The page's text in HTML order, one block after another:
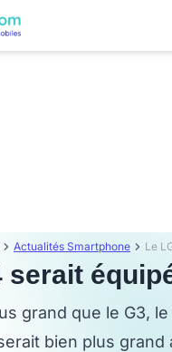
Actualités Smartphone Le
serait
grand que le G3,
bien plus